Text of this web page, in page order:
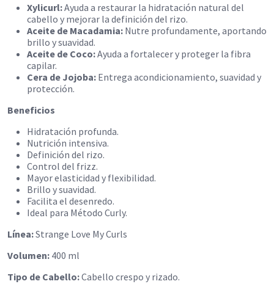
Xylicurl:Ayuda a restaurar la hidratación natural del
cabello y mejorar la definición del rizo.
Aceite de Macadamia: Nutre profundamente, aportando
brillo y suavidad.
Aceite de Coco:Ayuda a fortalecer y proteger la fibra
capilar.
Cera de Jojoba: Entrega acondicionamiento, suavidad y
protección.
Beneficios
Hidratación profunda.
Nutrición intensiva.
Definición del rizo.
Control del frizz.
Mayor elasticidad y flexibilidad.
Brillo y suavidad.
Facilita el desenredo.
Ideal para Método Curly.
Línea:Strange Love My Curls
Volumen: 400 ml
Tipo de Cabello:Cabello crespo y rizado.